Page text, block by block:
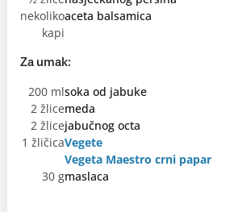
nekoliko
kapi
aceta balsamica
Za umak:
200 mlsoka od jabuke
2 žlicemeda
2 žlicejabučnog octa
1 žličicaVegete
Vegeta Maestro crni papar
30 gmaslaca